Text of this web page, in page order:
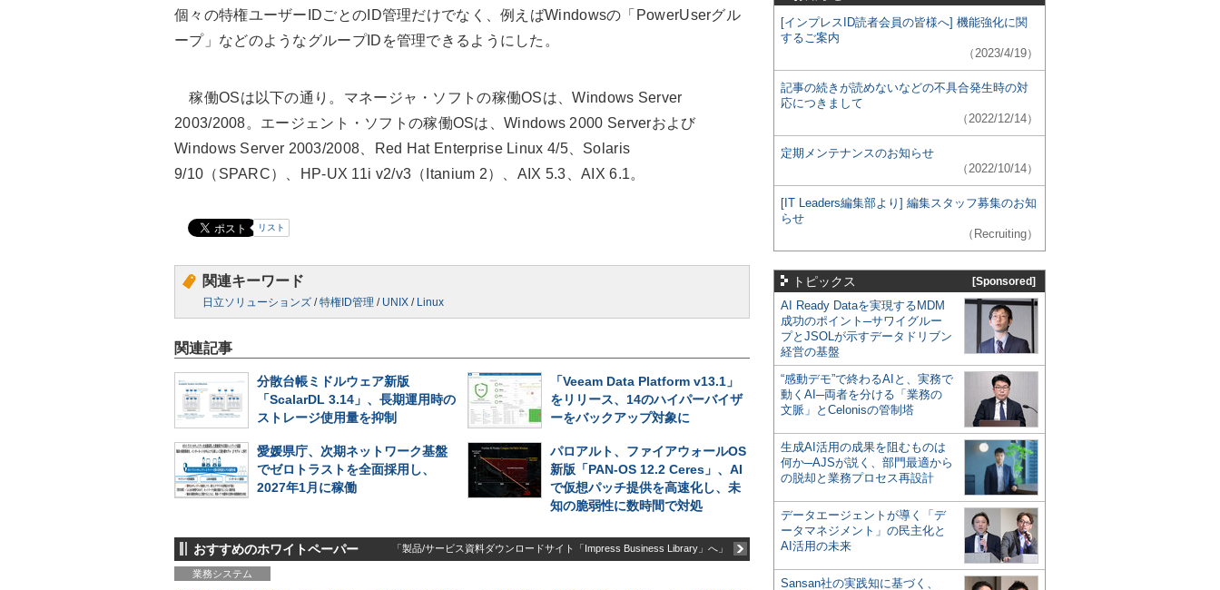
個々の特権ユーザーIDごとのID管理だけでなく、例えばWindowsの「PowerUserグル
ープ」などのようなグループIDを管理できるようにした。
稼働OSは以下の通り。マネージャ・ソフトの稼働OSは、Windows Server
2003/2008。エージェント・ソフトの稼働OSは、Windows 2000 Serverおよび
Windows Server 2003/2008、Red Hat Enterprise Linux 4/5、Solaris
9/10（SPARC）、HP-UX 11i v2/v3（Itanium 2）、AIX 5.3、AIX 6.1。
リスト
関連キーワード
日立ソリューションズ /特権ID管理 / UNIX / Linux
関連記事
分散台帳ミドルウェア新版
「ScalarDL 3.14」、長期運用時の
ストレージ使用量を抑制
「Veeam Data Platform v13.1」
をリリース、14のハイパーバイザ
ーをバックアップ対象に
愛媛県庁、次期ネットワーク基盤
でゼロトラストを全面採用し、
2027年1月に稼働
パロアルト、ファイアウォールOS
新版「PAN-OS 12.2 Ceres」、AI
で仮想パッチ提供を高速化し、未
知の脆弱性に数時間で対処
おすすめのホワイトペーパー 「製品/サービス資料ダウンロードサイト「Impress Business Library」へ」
業務システム
[インプレスID読者会員の皆様へ] 機能強化に関
するご案内
（2023/4/19）
記事の続きが読めないなどの不具合発生時の対
応につきまして
（2022/12/14）
定期メンテナンスのお知らせ
（2022/10/14）
[IT Leaders編集部より] 編集スタッフ募集のお知
らせ
（Recruiting）
トピックス [Sponsored]
AI Ready Dataを実現するMDM
成功のポイント─サワイグルー
プとJSOLが示すデータドリブン
経営の基盤
“感動デモ”で終わるAIと、実務で
動くAI─両者を分ける「業務の
文脈」とCelonisの管制塔
生成AI活用の成果を阻むものは
何か─AJSが説く、部門最適から
の脱却と業務プロセス再設計
データエージェントが導く「デ
ータマネジメント」の民主化と
AI活用の未来
Sansan社の実践知に基づく、